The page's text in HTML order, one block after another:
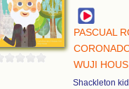
PASCUAL
WUJI
Shackleton